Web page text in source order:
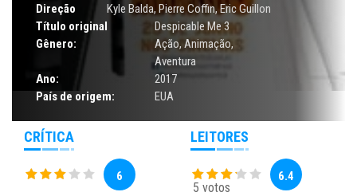
Direção
Kyle Balda, Pierre Coffin, Eric Guillon
Título original
Despicable Me 3
Gênero:
Ação, Animação,
Aventura
Ano:
2017
País de origem:
EUA
CRÍTICA
6
LEITORES
5 votos
6.4